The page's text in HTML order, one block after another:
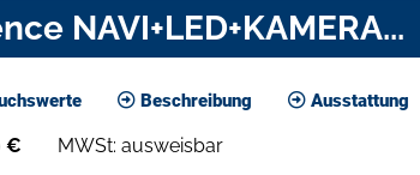
NAVI+LED+KAMERA...
Beschreibung Ausstattung
€ MWSt: ausweisbar